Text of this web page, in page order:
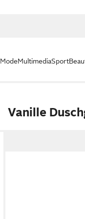
ModeMultimediaSport
Vanille